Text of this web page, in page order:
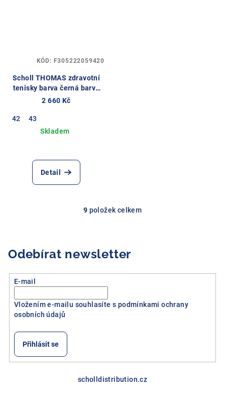
Scholl THOMAS zdravotní
tenisky barva černá barva
černá
2 660 Kč
42 43
Detail
KÓD: F305222059420
O
á
d
a
p
v
ý
9 položek celkem
Odebírat newsletter
E-mail
Vložením e-mailu souhlasíte s podmínkami ochrany
osobních údajů
Přihlásit se
scholldistribution.cz